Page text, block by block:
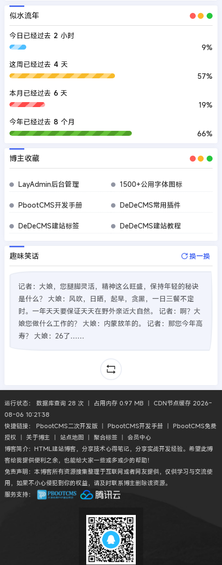
似水流年
今日已经过去 2 小时
9%
这周已经过去 4 天
57%
本月已经过去 6 天
19%
今年已经过去 8 个月
66%
博主收藏
LayAdmin后台管理 1500+公用字体图标
PbootCMS开发手册 DeDeCMS常用插件
DeDeCMS建站标签 DeDeCMS建站教程
趣味笑话 换一换
记者：大娘，您腿脚灵活，精神这么旺盛，保持年轻的秘诀
是什么？ 大娘：风吹，日晒，起早，贪黑，一日三餐不定
时。一年天天要保证天天在野外亲近大自然。 记者：啊？大
娘您做什么工作的？ 大娘：内蒙放羊的。 记者：那您今年高
寿？ 大娘：26了……
运行状态： 数据库查询 28 次 丨 占用内存 0.97 MB 丨 CDN节点缓存 2026-
08-06 10:21:38
快捷链接： PbootCMS二次开发版丨 PbootCMS开发手册 丨 PbootCMS免费
授权 丨 关于博主 丨 站点地图丨 聚合标签丨 会员中心
博客简介：HTML建站博客，分享技术心得笔记，分享实战开发经验。希望此博
客给我提供便利之余，也能给大家一些或多或少的帮助！
免责声明：本博客所有资源搜集整理于互联网或者网友提供，仅供学习与交流使
用，如果不小心侵犯到你的权益，请及时联系博主删除该资源。
服务支持：